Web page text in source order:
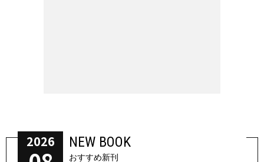
2026 NEW BOOK
おすすめ新刊